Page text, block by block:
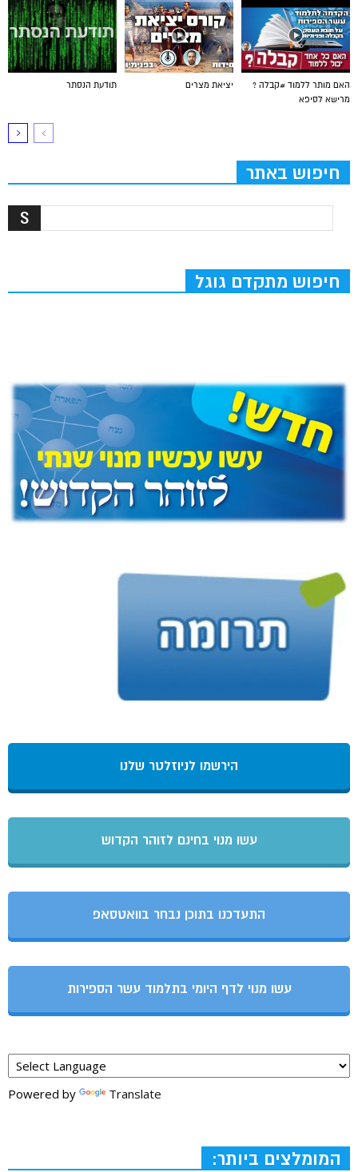
תודעת הנסתר יציאת מצרים
האם מותר ללמוד #קבלה ?
מרישא לסיפא
חיפוש באתר
חיפוש מתקדם גוגל
הירשמו לניוזלטר שלנו
עשו מנוי בחינם לזוהר הקדוש
התעדכנו בתוכן נבחר בוואטסאפ
עשו מנוי לדף היומי בתלמוד עשר הספירות
Powered by Translate
המומלצים ביותר: